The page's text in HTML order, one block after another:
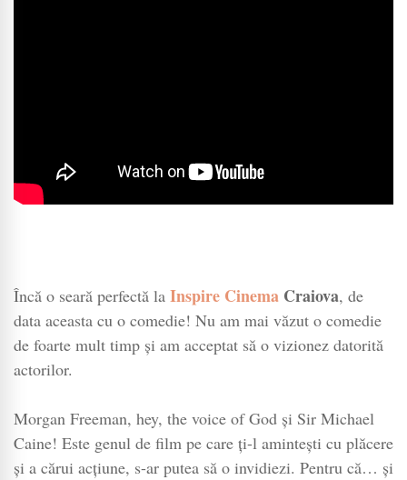
Încă o seară perfectă la Inspire Cinema Craiova, de
data aceasta cu o comedie! Nu am mai văzut o comedie
de foarte mult timp și am acceptat să o vizionez datorită
actorilor.
Morgan Freeman, hey, the voice of God și Sir Michael
Caine! Este genul de film pe care ți-l amintești cu plăcere
și a cărui acțiune, s-ar putea să o invidiezi. Pentru că… și